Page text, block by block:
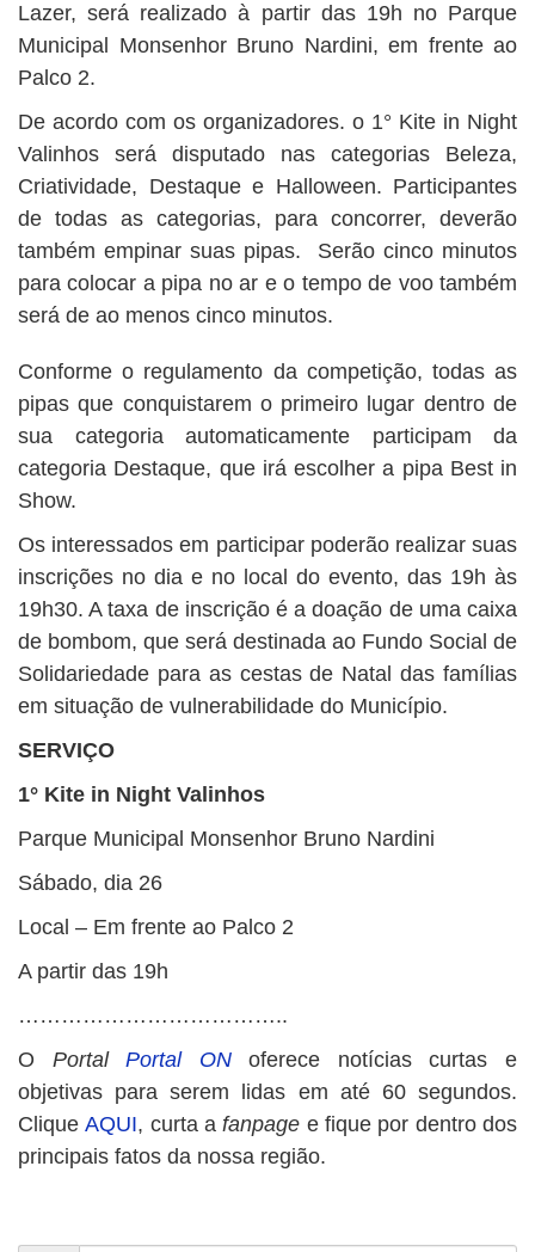
Lazer, será realizado à partir das 19h no Parque
Municipal Monsenhor Bruno Nardini, em frente ao
Palco 2.
De acordo com os organizadores. o 1° Kite in Night
Valinhos será disputado nas categorias Beleza,
Criatividade, Destaque e Halloween. Participantes
de todas as categorias, para concorrer, deverão
também empinar suas pipas. Serão cinco minutos
para colocar a pipa no ar e o tempo de voo também
será de ao menos cinco minutos.
Conforme o regulamento da competição, todas as
pipas que conquistarem o primeiro lugar dentro de
sua categoria automaticamente participam da
categoria Destaque, que irá escolher a pipa Best in
Show.
Os interessados em participar poderão realizar suas
inscrições no dia e no local do evento, das 19h às
19h30. A taxa de inscrição é a doação de uma caixa
de bombom, que será destinada ao Fundo Social de
Solidariedade para as cestas de Natal das famílias
em situação de vulnerabilidade do Município.
SERVIÇO
1° Kite in Night Valinhos
Parque Municipal Monsenhor Bruno Nardini
Sábado, dia 26
Local – Em frente ao Palco 2
A partir das 19h
………………………………..
O PortalPortal ONoferece notícias curtas e
objetivas para serem lidas em até 60 segundos.
CliqueAQUI, curta afanpage e fique por dentro dos
principais fatos da nossa região.